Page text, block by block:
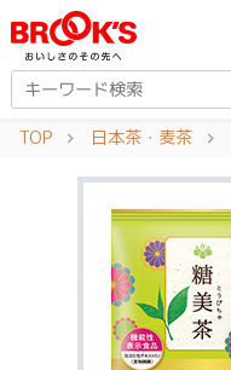
TOP 日本茶・麦茶